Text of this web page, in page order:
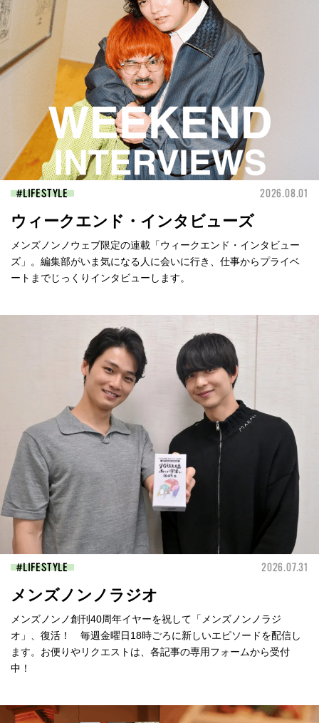
LIFESTYLE 2026.08.01
ウィークエンド・インタビューズ
メンズノンノウェブ限定の連載「ウィークエンド・インタビュー
ズ」。編集部がいま気になる人に会いに行き、仕事からプライベ
ートまでじっくりインタビューします。
LIFESTYLE 2026.07.31
メンズノンノラジオ
メンズノンノ創刊40周年イヤーを祝して「メンズノンノラジ
オ」、復活！ 毎週金曜日18時ごろに新しいエピソードを配信し
ます。お便りやリクエストは、各記事の専用フォームから受付
中！